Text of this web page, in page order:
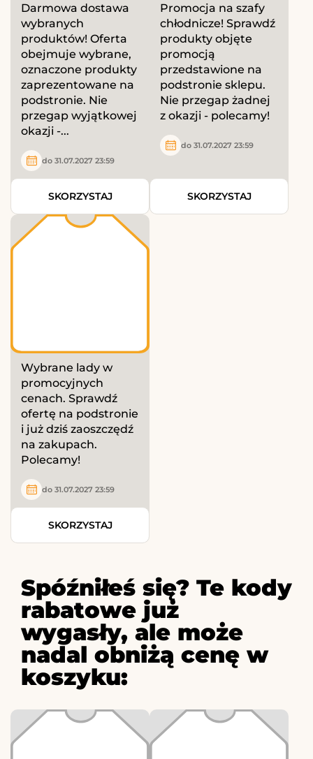
Darmowa dostawa
wybranych
produktów! Oferta
obejmuje wybrane,
oznaczone produkty
zaprezentowane na
podstronie. Nie
przegap wyjątkowej
okazji -...
do 31.07.2027 23:59
SKORZYSTAJ
Promocja na szafy
chłodnicze! Sprawdź
produkty objęte
promocją
przedstawione na
podstronie sklepu.
Nie przegap żadnej
z okazji - polecamy!
do 31.07.2027 23:59
SKORZYSTAJ
Wybrane lady w
promocyjnych
cenach. Sprawdź
ofertę na podstronie
i już dziś zaoszczędź
na zakupach.
Polecamy!
do 31.07.2027 23:59
SKORZYSTAJ
Spóźniłeś się? Te kody
rabatowe już
wygasły, ale może
nadal obniżą cenę w
koszyku: